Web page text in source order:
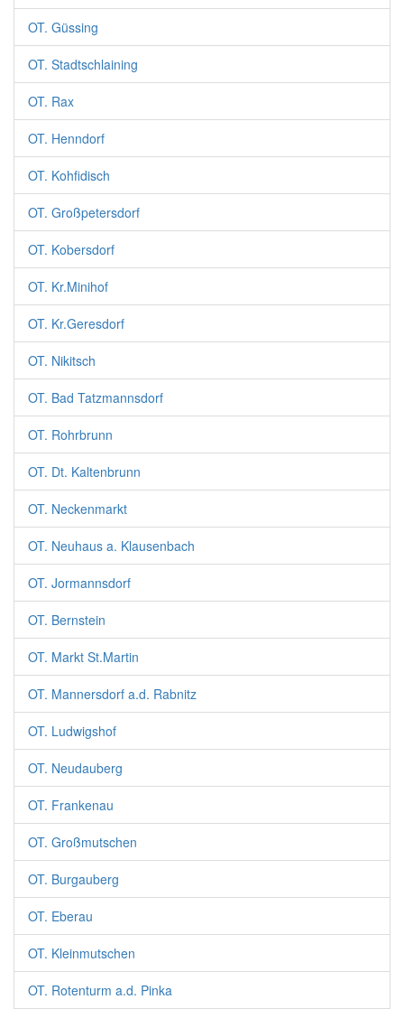
OT. Güssing
OT. Stadtschlaining
OT. Rax
OT. Henndorf
OT. Kohfidisch
OT. Großpetersdorf
OT. Kobersdorf
OT. Kr.Minihof
OT. Kr.Geresdorf
OT. Nikitsch
OT. Bad Tatzmannsdorf
OT. Rohrbrunn
OT. Dt. Kaltenbrunn
OT. Neckenmarkt
OT. Neuhaus a. Klausenbach
OT. Jormannsdorf
OT. Bernstein
OT. Markt St.Martin
OT. Mannersdorf a.d. Rabnitz
OT. Ludwigshof
OT. Neudauberg
OT. Frankenau
OT. Großmutschen
OT. Burgauberg
OT. Eberau
OT. Kleinmutschen
OT. Rotenturm a.d. Pinka